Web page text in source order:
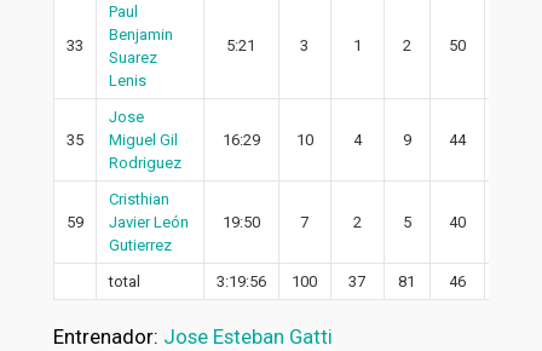
33
Paul
Benjamin
Suarez
Lenis
5:21 3 1 2 50
35
Jose
Miguel Gil
Rodriguez
16:29 10 4 9 44
59
Cristhian
Javier León
Gutierrez
19:50 7 2 5 40
total 3:19:56 100 37 81 46
Entrenador: Jose Esteban Gatti